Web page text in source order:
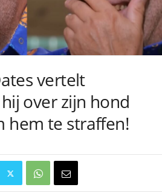
vertelt
over zijn hond
hem te straffen!